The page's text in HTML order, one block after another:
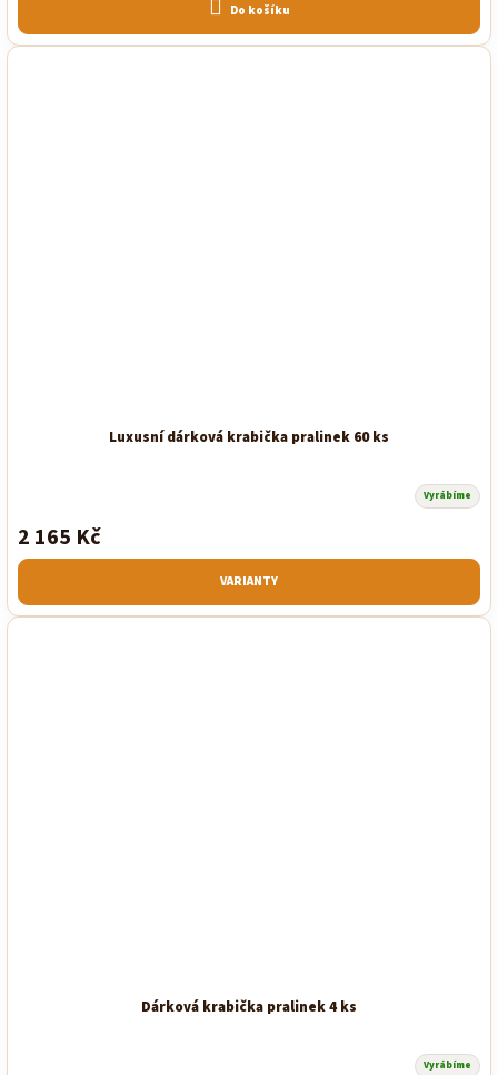
5
hvězdiček.
Do košíku
Luxusní dárková krabička pralinek 60 ks
Vyrábíme
2 165 Kč
VARIANTY
Dárková krabička pralinek 4 ks
Vyrábíme